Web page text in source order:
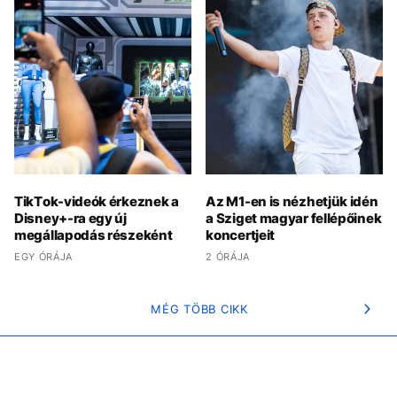
TikTok-videók érkeznek a
Disney+-ra egy új
megállapodás részeként
EGY ÓRÁJA
Az M1-en is nézhetjük idén
a Sziget magyar fellépőinek
koncertjeit
2 ÓRÁJA
MÉG TÖBB CIKK